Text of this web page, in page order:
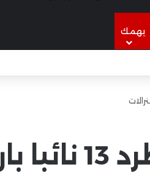
يهمك
كواليس ليلة جنونية هزت مدينة
البرلمان الصيني